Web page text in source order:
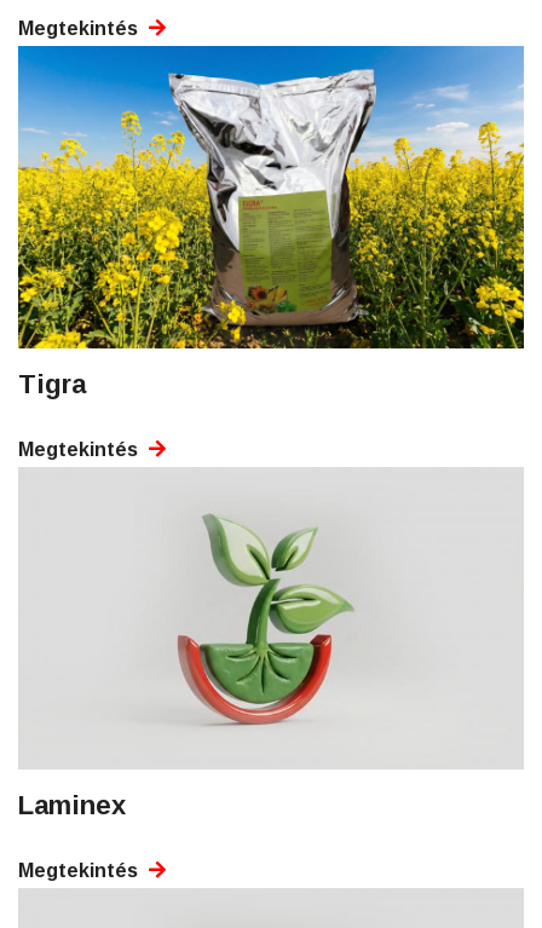
Megtekintés
Tigra
Megtekintés
Laminex
Megtekintés